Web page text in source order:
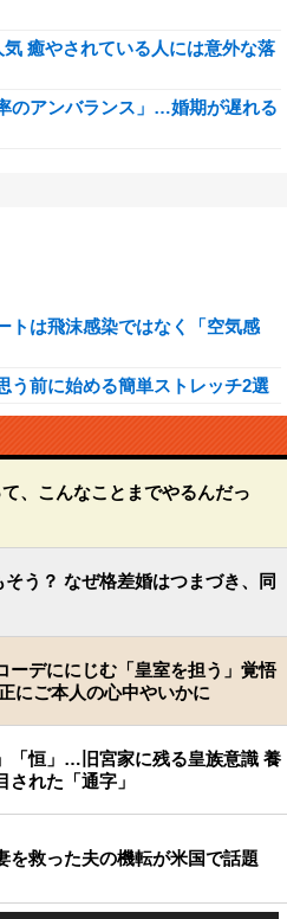
癒やされている人には意外な落
のアンバランス」…婚期が遅れる
トは飛沫感染ではなく「空気感
う前に始める簡単ストレッチ2選
て、こんなことまでやるんだっ
う？ なぜ格差婚はつまづき、同
ーデににじむ「皇室を担う」覚悟
にご本人の心中やいかに
「恒」…旧宮家に残る皇族意識 養
れた「通字」
を救った夫の機転が米国で話題